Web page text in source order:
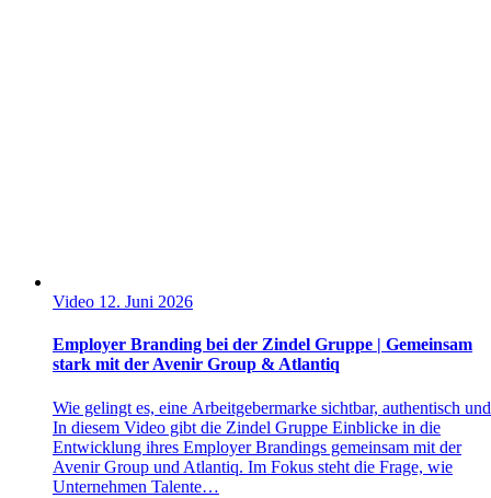
Video 12. Juni 2026
Employer Branding bei der Zindel Gruppe | Gemeinsam
stark mit der Avenir Group & Atlantiq
Wie gelingt es, eine Arbeitgebermarke sichtbar, authentisch
In diesem Video gibt die Zindel Gruppe Einblicke in die
Entwicklung ihres Employer Brandings gemeinsam mit der
Avenir Group und Atlantiq. Im Fokus steht die Frage, wie
Unternehmen Talente…